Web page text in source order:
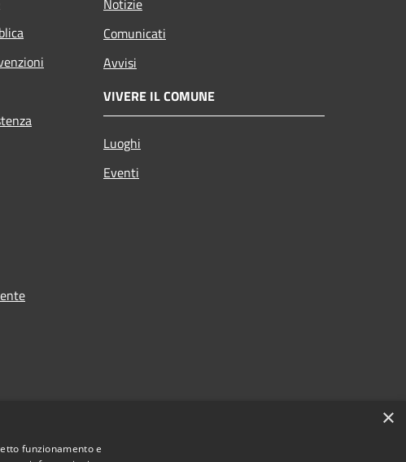
Comunicati
Avvisi
VIVERE IL COMUNE
Luoghi
Eventi
×
funzionamento e